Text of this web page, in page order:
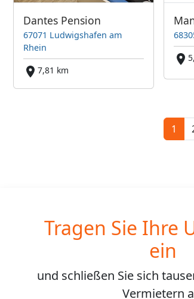
Dantes Pension
67071 Ludwigshafen am
Rhein
7,81 km
1
Tragen Sie Ihre
ein
und schließen Sie sich
Vermietern